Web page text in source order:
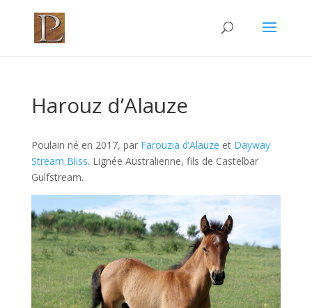
Harouz d’Alauze
Poulain né en 2017, par Farouzia d’Alauze et Dayway
Stream Bliss. Lignée Australienne, fils de Castelbar
Gulfstream.